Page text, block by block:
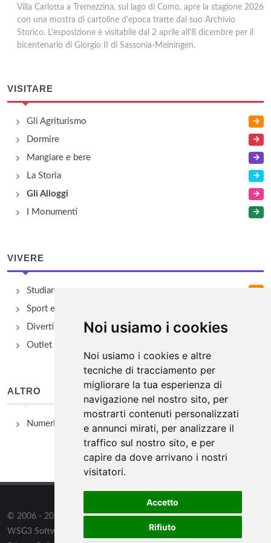
Noi usiamo i cookies
Noi usiamo i cookies e altre
tecniche di tracciamento per
migliorare la tua esperienza di
navigazione nel nostro sito, per
mostrarti contenuti personalizzati
e annunci mirati, per analizzare il
traffico sul nostro sito, e per
capire da dove arrivano i nostri
visitatori.
Accetto
Rifiuto
Villa Carlotta a Tremezzina, sul lago di Como, apre la stagione 2026
con una mostra di cartoline d'epoca tratte dal suo Archivio
Storico. L'esposizione è visitabile dal 2 aprile all'8 dicembre per il
bicentenario di Giorgio II di Sassonia-Meiningen.
VISITARE
Gli Agriturismo
Dormire
Mangiare e bere
La Storia
Gli Alloggi
I Monumenti
VIVERE
Studiare
Sport e Benessere
Divertimento e Natura
Outlet e spacci aziendali
ALTRO
Numeri Utili
© 2006 - 2026 WSG3 STUDIOtutti i diritti riservati. Powered by
WSG3 Software